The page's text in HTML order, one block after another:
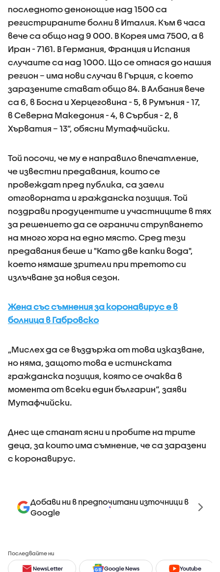
последното денонощие над 1500 са
регистрираните болни в Италия. Към 6 часа
вече са общо над 9 000. В Корея има 7500, а в
Иран - 7161. В Германия, Франция и Испания
случаите са над 1000. Що се отнася до нашия
регион – има нови случаи в Гърция, с което
заразените стават общо 84. В Албания вече
са 6, в Босна и Херцеговина - 5, в Румъния - 17,
в Северна Македония - 4, в Сърбия - 2, в
Хърватия – 13”, обясни Мутафчийски.
Той посочи, че му е направило впечатление,
че известни предавания, които се
провеждат пред публика, са заели
отговорната и гражданска позиция. Той
поздрави продуцентите и участниците в тях
за решението да се ограничи струпването
на много хора на едно място. Сред тези
предавания беше и "Като две капки вода",
което нямаше зрители при третото си
излъчване за новия сезон.
Жена със съмнения за коронавирус е в
болница в Габровско
„Мислех да се въздържа от това изказване,
но няма, защото това е истинската
гражданска позиция, която се очаква в
момента от всеки един българин“, заяви
Мутафчийски.
Днес ще станат ясни и пробите на трите
деца, за които има съмнение, че са заразени
с коронавирус.
Добави ни в предпочитани източници в
Google
Последвайте ни
NewsLetter Google News Youtube